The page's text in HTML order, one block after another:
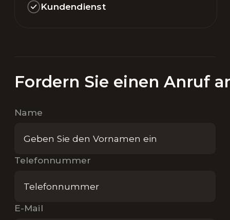
Kundendienst
Fordern Sie einen Anruf
Name
Telefonnummer
E-Mail